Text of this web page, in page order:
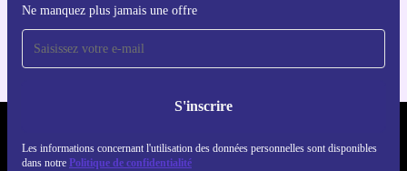
Ne manquez plus jamais une offre
S'inscrire
Les informations concernant l'utilisation des données personnelles sont disponibles
dans notre Politique de confidentialité
Pour iOS et Android